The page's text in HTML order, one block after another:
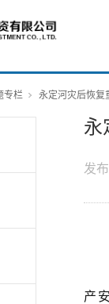
专栏 永定河灾后恢复
永
发
产